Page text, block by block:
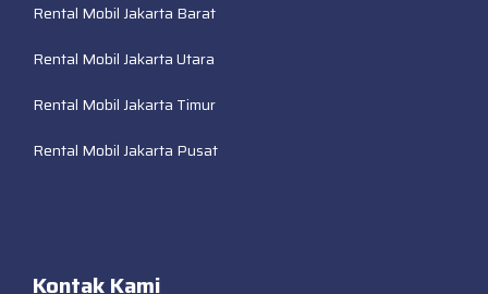
Rental Mobil Jakarta Barat
Rental Mobil Jakarta Utara
Rental Mobil Jakarta Timur
Rental Mobil Jakarta Pusat
Kontak Kami